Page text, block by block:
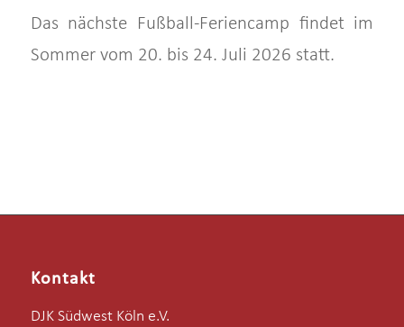
Das nächste Fußball-Feriencamp findet im
Sommer vom 20. bis 24. Juli 2026 statt.
Kontakt
DJK Südwest Köln e.V.